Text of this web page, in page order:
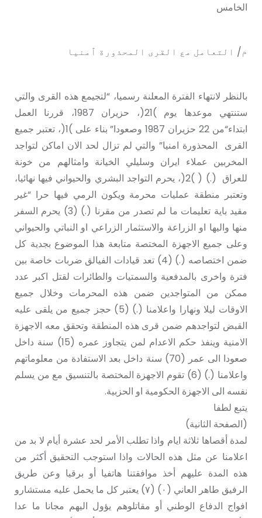
الخامس
م/ التعامل مع القری المحذورة ٱمنيا
بالنظر لانتهاء الفترة المعلنة رسميا، “لتجیمع هذە القری والتي
ستنتهي موعدها یوم )21(، حزیران 1987، قررنا العمل
ابتداء“من 22 حزيران 1987 وصعودا” بناء علی )1(، تعتبر جميع
القرى المحذورة امنیا” والتي لم تزال لحد الان اماكن لتواجد
المخربين عملاء ايران وسلیلي الخيانة وامثالهم من خونة
للعراق (.) ( )2(، يحرم التواجد البشري والحيواني فيها نهائيا،
وتعتبر منطقة عمليات محرمة ویکون الرمي فيها حرا “غیر
مقید بایة تعليمات ما لم تصدر من مقرنا (.) (3) يحرم السفر
منها والیها او الزراعة والاستثمار الزراعي او النباتي والحيواني
وعلی جميع الاجهزة المختصة متابعة هذا الموضوع بجدية کل
ضمن اختصاصە (.) (4) تعد قيادات الفیالق ضربات خاصة بین
فترة واخرى بالمدفعية والسمتیات والطائرات لقتل اکبر عدد
ممكن من المتواجدين ضمن هذە المحرمات وخلال جميع
الاوقات ليلا ونهارا واعلامنا (.) (5) حجز جميع من یلقی علیە
القبض لتواجدهم ضمن قری هذە المنطقة وتحقق معه الاجهزة
الامنية وينفذ حکم الاعدام لمن يتجاوز عمره (15) سنة داخل
صعودا الی عمر (70) سنة داخل بعد الاستفادة من معلوماتهم
واعلامنا (.) (6) تقوم الاجهزة المختصة بالتنسيق مع من يسلم
نفسه الی الاجهزة الحکومیة او الحزبية.
يتبع لطفا
(الصفحة الثانیة)
لمدة أقصاها ثلاثة ايام واذا تطلب الأمر لحد عشرة أيام لا بد من
اعلامنا عن مثل هذه الحالات واذا استوجب التحقيق أكثر من
هذه المدة عليهم أخذ موافقتنا هاتفیا أو برقيا وعن طريق
الرفيق طاهر العاني (٠) (۷) يعتبر كل ما يحمل عليه مستشارو
افواج الدفاع الوطني أو مقاتلوهم يؤول اليهم مجانا ما عدا